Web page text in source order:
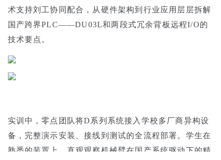
术支持刘工协同配合，从硬件架构到行业应用层层拆解
国产跨界PLC——DU03L和两段式冗余背板远程I/O的
技术要点。
实训中，零点团队将D系列系统接入学校多厂商异构设
备，完整演示安装、接线到测试的全流程部署。学生在
熟悉的装置上，直观观察机械臂在国产系统驱动下的精